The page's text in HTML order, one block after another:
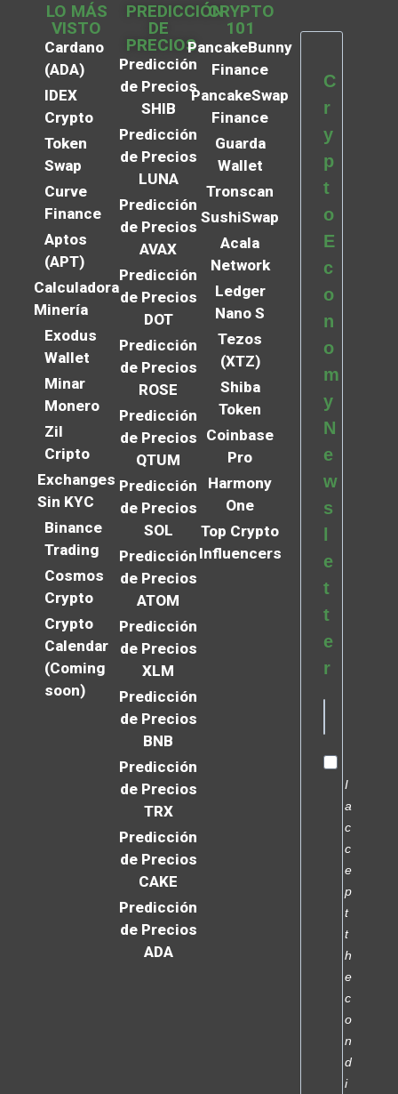
LO MÁS
VISTO
Cardano
(ADA)
IDEX
Crypto
Token
Swap
Curve
Finance
Aptos
(APT)
Calculadora
Minería
Exodus
Wallet
Minar
Monero
Zil
Cripto
Exchanges
Sin KYC
Binance
Trading
Cosmos
Crypto
Crypto
Calendar
(Coming
soon)
PREDICCIÓN
DE
PRECIOS
Predicción
de Precios
SHIB
Predicción
de Precios
LUNA
Predicción
de Precios
AVAX
Predicción
de Precios
DOT
Predicción
de Precios
ROSE
Predicción
de Precios
QTUM
Predicción
de Precios
SOL
Predicción
de Precios
ATOM
Predicción
de Precios
XLM
Predicción
de Precios
BNB
Predicción
de Precios
TRX
Predicción
de Precios
CAKE
Predicción
de Precios
ADA
CRYPTO
101
PancakeBunny
Finance
PancakeSwap
Finance
Guarda
Wallet
Tronscan
SushiSwap
Acala
Network
Ledger
Nano S
Tezos
(XTZ)
Shiba
Token
Coinbase
Pro
Harmony
One
Top Crypto
Influencers
C
r
y
p
t
o
E
c
o
n
o
m
y
N
e
w
s
e
t
t
e
r
I
a
c
c
e
p
t
t
h
e
c
o
n
d
i